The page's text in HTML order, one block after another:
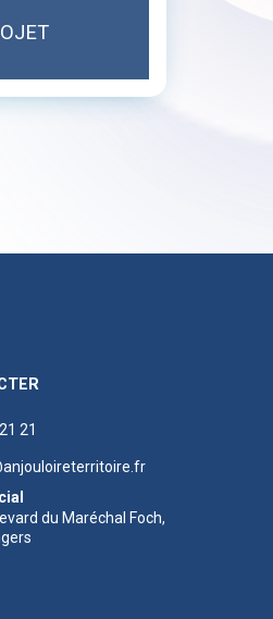
21
du Maréchal Foch,